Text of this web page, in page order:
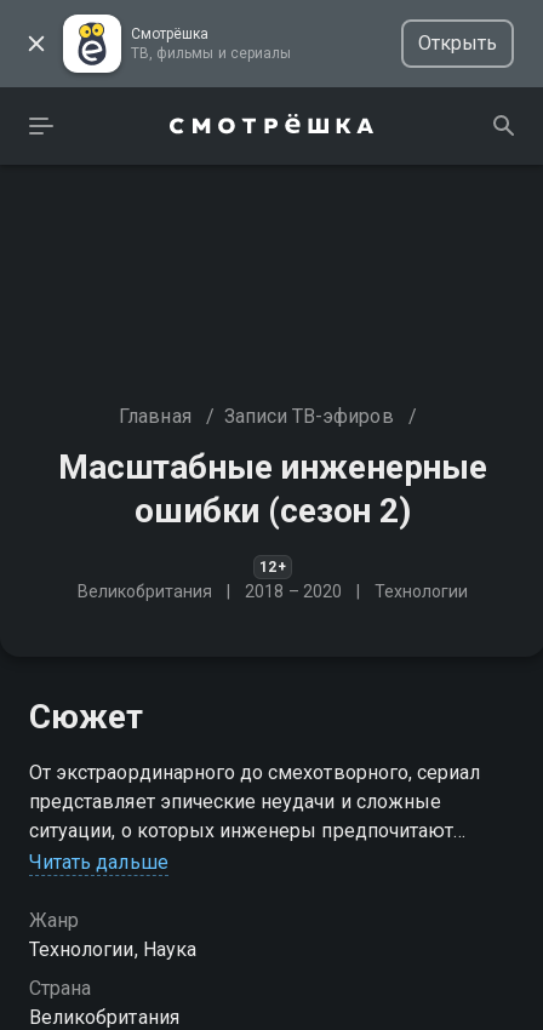
Смотрёшка
ТВ, фильмы и сериалы
Открыть
Главная / Записи ТВ-эфиров /
Масштабные инженерные
ошибки (сезон 2)
12+
Великобритания 2018 – 2020 Технологии
Сюжет
От экстраординарного до смехотворного, сериал
представляет эпические неудачи и сложные
ситуации, о которых инженеры предпочитают
умолчать. Мы анализируем проблему и
Посмотреть онлайн 2 сезон сериала Масштабные
инженерные ошибки вы можете совершенно
бесплатно в хорошем HD качестве на Смотрёшке
Читать дальше
Жанр
Технологии, Наука
Страна
Великобритания